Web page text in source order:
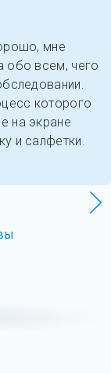
мне
обо всем, чего
которого
на экране
и салфетки.